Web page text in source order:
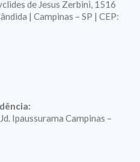
de Jesus Zerbini, 1516
| Campinas – SP | CEP:
Ipaussurama Campinas –